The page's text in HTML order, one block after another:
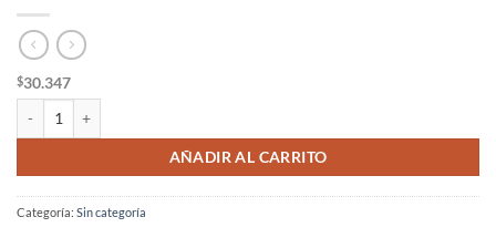
$30.347
AÑADIR AL CARRITO
Categoría: Sin categoría